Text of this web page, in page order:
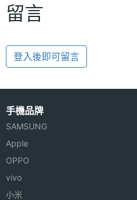
留言
登入後即可留言
手機品牌
SAMSUNG
Apple
OPPO
vivo
小米